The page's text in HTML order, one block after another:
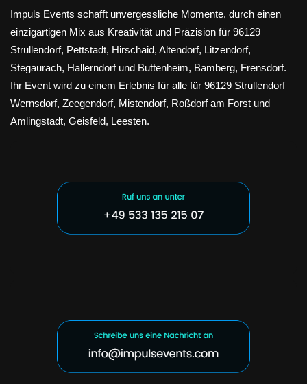
Impuls Events schafft unvergessliche Momente, durch einen
einzigartigen Mix aus Kreativität und Präzision für 96129
Strullendorf, Pettstadt, Hirschaid, Altendorf, Litzendorf,
Stegaurach, Hallerndorf und Buttenheim, Bamberg, Frensdorf.
Ihr Event wird zu einem Erlebnis für alle für 96129 Strullendorf –
Wernsdorf, Zeegendorf, Mistendorf, Roßdorf am Forst und
Amlingstadt, Geisfeld, Leesten.